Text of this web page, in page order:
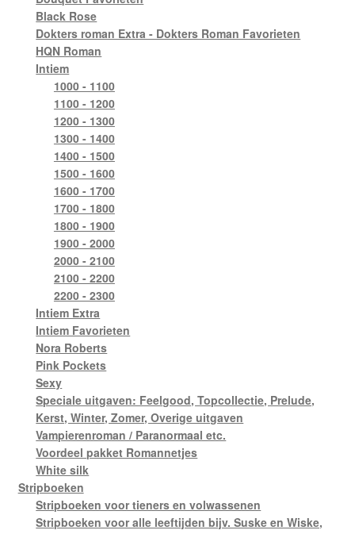
Black Rose
Dokters roman Extra - Dokters Roman Favorieten
HQN Roman
Intiem
1000 - 1100
1100 - 1200
1200 - 1300
1300 - 1400
1400 - 1500
1500 - 1600
1600 - 1700
1700 - 1800
1800 - 1900
1900 - 2000
2000 - 2100
2100 - 2200
2200 - 2300
Intiem Extra
Intiem Favorieten
Nora Roberts
Pink Pockets
Sexy
Speciale uitgaven: Feelgood, Topcollectie, Prelude,
Kerst, Winter, Zomer, Overige uitgaven
Vampierenroman / Paranormaal etc.
Voordeel pakket Romannetjes
White silk
Stripboeken
Stripboeken voor tieners en volwassenen
Stripboeken voor alle leeftijden bijv. Suske en Wiske,